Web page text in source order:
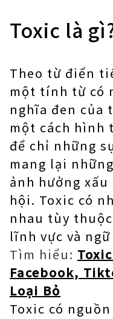
Toxic là
Theo từ điển
một tính từ có
nghĩa đen của
một cách hình
để chỉ những
mang lại
ảnh hưởng xấu
hội. Toxic có
nhau tùy
lĩnh vực và
Tìm hiểu:
Facebook,
Loại Bỏ
Toxic có